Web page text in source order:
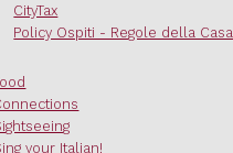
CityTax
Policy Ospiti - Regole della Casa
your Italian!